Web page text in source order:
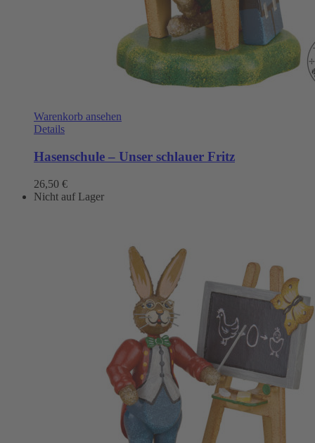
Warenkorb ansehen
Details
Hasenschule – Unser schlauer Fritz
26,50 €
Nicht auf Lager